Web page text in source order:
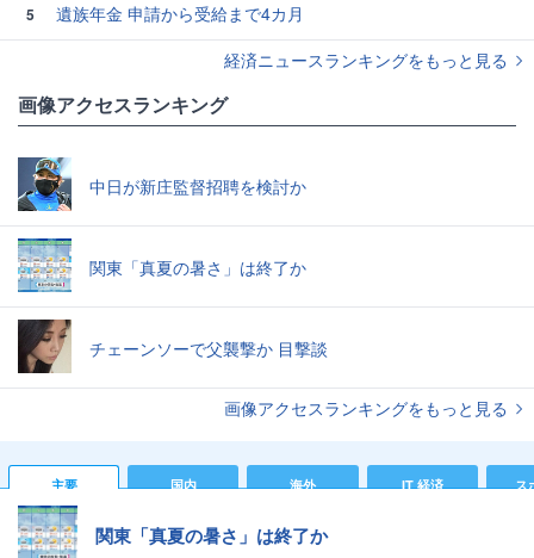
5
遺族年金 申請から受給まで4カ月
経済ニュースランキングをもっと見る
画像アクセスランキング
中日が新庄監督招聘を検討か
関東「真夏の暑さ」は終了か
チェーンソーで父襲撃か 目撃談
画像アクセスランキングをもっと見る
主要 国内 海外 IT 経済 ス
関東「真夏の暑さ」は終了か